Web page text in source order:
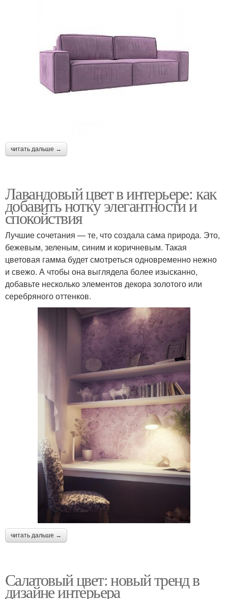
читать дальше →
Лавандовый цвет в интерьере: как
добавить нотку элегантности и
спокойствия
Лучшие сочетания — те, что создала сама природа. Это,
бежевым, зеленым, синим и коричневым. Такая
цветовая гамма будет смотреться одновременно нежно
и свежо. А чтобы она выглядела более изысканно,
добавьте несколько элементов декора золотого или
серебряного оттенков.
читать дальше →
Салатовый цвет: новый тренд в
дизайне интерьера